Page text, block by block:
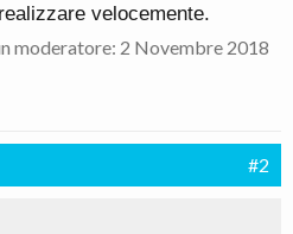
velocemente.
moderatore: 2 Novembre 2018
#2